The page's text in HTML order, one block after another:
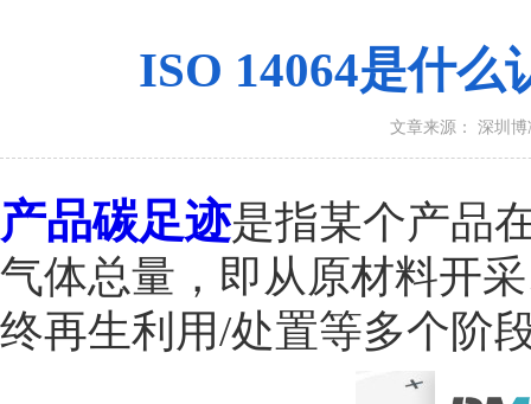
ISO 14064是什
文章来源： 深圳
产品碳足迹是指某个产品
气体总量，即从原材料开
终再生利用/处置等多个阶